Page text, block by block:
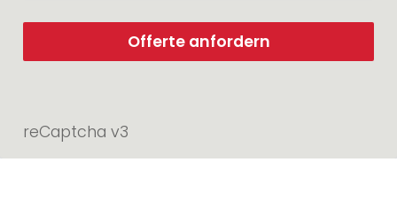
Offerte anfordern
reCaptcha v3